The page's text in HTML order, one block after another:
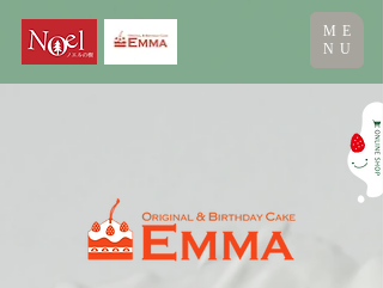
ME
NU